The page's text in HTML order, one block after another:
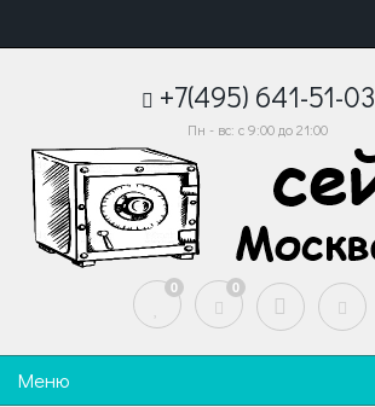
+7(495) 641-51-03
Пн - вс: с 9:00 до 21:00
0 0
Меню